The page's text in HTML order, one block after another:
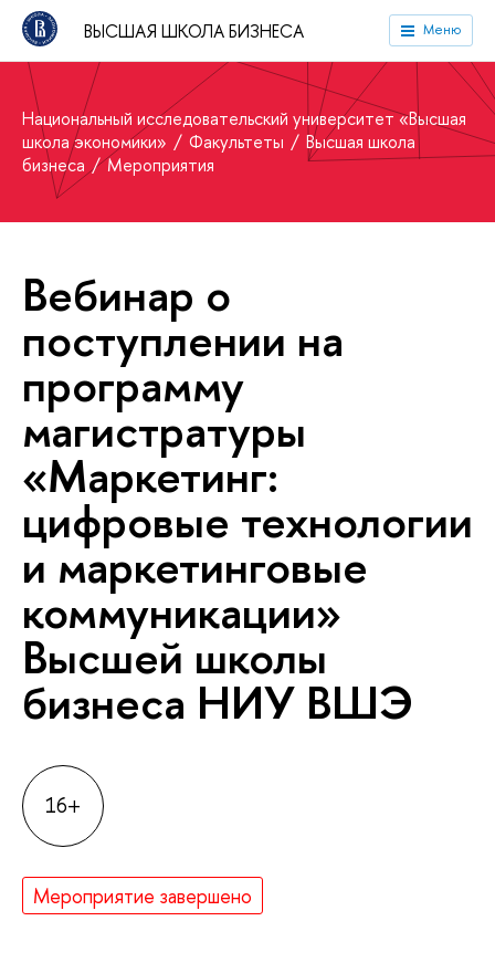
ВЫСШАЯ ШКОЛА БИЗНЕСА Меню
Национальный исследовательский университет «Высшая
школа экономики»
Факультеты
Высшая школа
бизнеса
Мероприятия
Вебинар о
поступлении на
программу
магистратуры
«Маркетинг:
цифровые технологии
и маркетинговые
коммуникации»
Высшей школы
бизнеса НИУ ВШЭ
16+
Мероприятие завершено